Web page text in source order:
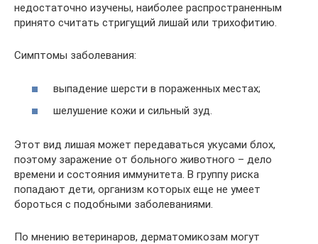
недостаточно изучены, наиболее распространенным
принято считать стригущий лишай или трихофитию.
Симптомы заболевания:
выпадение шерсти в пораженных местах;
шелушение кожи и сильный зуд.
Этот вид лишая может передаваться укусами блох,
поэтому заражение от больного животного – дело
времени и состояния иммунитета. В группу риска
попадают дети, организм которых еще не умеет
бороться с подобными заболеваниями.
По мнению ветеринаров, дерматомикозам могут